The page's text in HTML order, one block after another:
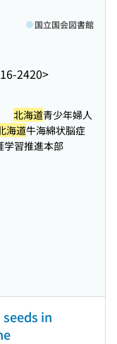
2420>
国立国会図書館
北海道青少年婦人
海道牛海綿状脳症
学習推進本部
in